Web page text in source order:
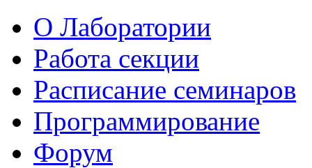
О Лаборатории
Работа секции
Расписание семинаров
Программирование
Форум